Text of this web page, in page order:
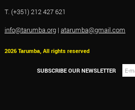
T. (+351) 212 427 621
info@tarumba.org| atarumba@gmail.com
2026 Tarumba, All rights reserved
SUBSCRIBE OUR NEWSLETTER